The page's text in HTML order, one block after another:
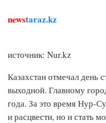
newstaraz.kz
источник: Nur.kz
Казахстан отмечал день
выходной. Главному
года. За это время Нур-
и расцвести, но и стать